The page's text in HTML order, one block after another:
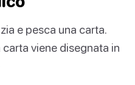
e pesca una carta.
carta viene disegnata in